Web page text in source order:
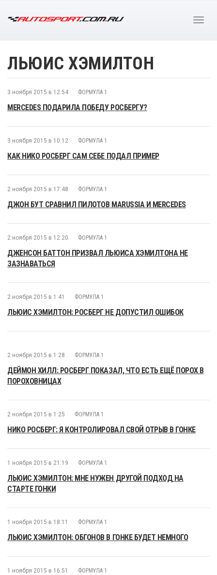
ЛЬЮИС ХЭМИЛТОН
3 ноября 2015 в 12:54 ФОРМУЛА 1
MERCEDES ПОДАРИЛА ПОБЕДУ РОСБЕРГУ?
3 ноября 2015 в 10:12 ФОРМУЛА 1
КАК НИКО РОСБЕРГ САМ СЕБЕ ПОДАЛ ПРИМЕР
2 ноября 2015 в 17:48 ФОРМУЛА 1
ДЖОН БУТ СРАВНИЛ ПИЛОТОВ MARUSSIA И MERCEDES
2 ноября 2015 в 12:20 ФОРМУЛА 1
ДЖЕНСОН БАТТОН ПРИЗВАЛ ЛЬЮИСА ХЭМИЛТОНА НЕ
ЗАЗНАВАТЬСЯ
2 ноября 2015 в 1:41 ФОРМУЛА 1
ЛЬЮИС ХЭМИЛТОН: РОСБЕРГ НЕ ДОПУСТИЛ ОШИБОК
2 ноября 2015 в 1:28 ФОРМУЛА 1
ДЕЙМОН ХИЛЛ: РОСБЕРГ ПОКАЗАЛ, ЧТО ЕСТЬ ЕЩЁ ПОРОХ В
ПОРОХОВНИЦАХ
2 ноября 2015 в 1:25 ФОРМУЛА 1
НИКО РОСБЕРГ: Я КОНТРОЛИРОВАЛ СВОЙ ОТРЫВ В ГОНКЕ
1 ноября 2015 в 21:19 ФОРМУЛА 1
ЛЬЮИС ХЭМИЛТОН: МНЕ НУЖЕН ДРУГОЙ ПОДХОД НА
СТАРТЕ ГОНКИ
1 ноября 2015 в 18:11 ФОРМУЛА 1
ЛЬЮИС ХЭМИЛТОН: ОБГОНОВ В ГОНКЕ БУДЕТ НЕМНОГО
1 ноября 2015 в 16:51 ФОРМУЛА 1